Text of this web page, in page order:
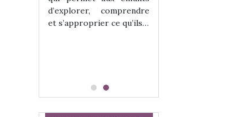
les
d’explorer, comprendre
et s’approprier ce qu’ils…